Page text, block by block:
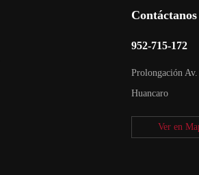
Contáctanos
952-715-172
Prolongación
Huancaro
Ver en